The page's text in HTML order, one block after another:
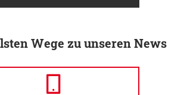
Wege zu unseren News